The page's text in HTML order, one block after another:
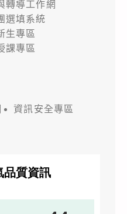
轉導工作網
選填系統
生專區
課專區
資訊安全專區